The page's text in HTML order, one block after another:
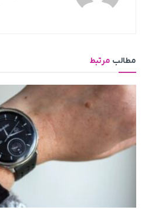
مطالب مرتبط